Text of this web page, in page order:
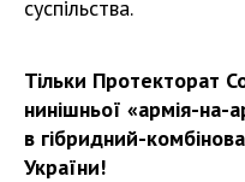
суспільства.
Тільки Протекторат
нинішньої «армія-на-
в гібридний-
України!